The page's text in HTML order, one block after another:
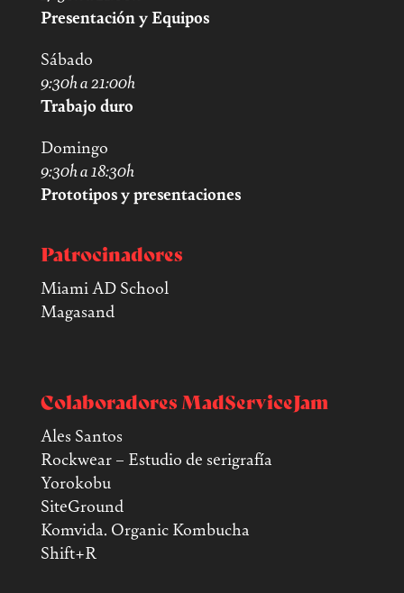
Presentación y Equipos
Sábado
9:30h a 21:00h
Trabajo duro
Domingo
9:30h a 18:30h
Prototipos y presentaciones
Patrocinadores
Miami AD School
Magasand
Colaboradores MadServiceJam
Ales Santos
Rockwear – Estudio de serigrafía
Yorokobu
SiteGround
Komvida. Organic Kombucha
Shift+R